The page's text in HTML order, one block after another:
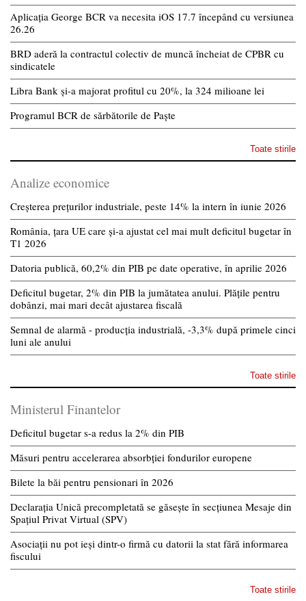
Aplicația George BCR va necesita iOS 17.7 începând cu versiunea
26.26
BRD aderă la contractul colectiv de muncă încheiat de CPBR cu
sindicatele
Libra Bank și-a majorat profitul cu 20%, la 324 milioane lei
Programul BCR de sărbătorile de Paște
Toate stirile
Analize economice
Creșterea prețurilor industriale, peste 14% la intern în iunie 2026
România, țara UE care și-a ajustat cel mai mult deficitul bugetar în
T1 2026
Datoria publică, 60,2% din PIB pe date operative, în aprilie 2026
Deficitul bugetar, 2% din PIB la jumătatea anului. Plățile pentru
dobânzi, mai mari decât ajustarea fiscală
Semnal de alarmă - producția industrială, -3,3% după primele cinci
luni ale anului
Toate stirile
Ministerul Finantelor
Deficitul bugetar s-a redus la 2% din PIB
Măsuri pentru accelerarea absorbției fondurilor europene
Bilete la băi pentru pensionari în 2026
Declarația Unică precompletată se găsește în secțiunea Mesaje din
Spațiul Privat Virtual (SPV)
Asociații nu pot ieși dintr-o firmă cu datorii la stat fără informarea
fiscului
Toate stirile